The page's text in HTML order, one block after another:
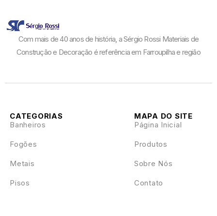
Com mais de 40 anos de história, a Sérgio Rossi Materiais de
Construção e Decoração é referência em Farroupilha e região
MAPA DO SITE
Página Inicial
Produtos
Sobre Nós
Contato
CATEGORIAS
Banheiros
Fogões
Metais
Pisos